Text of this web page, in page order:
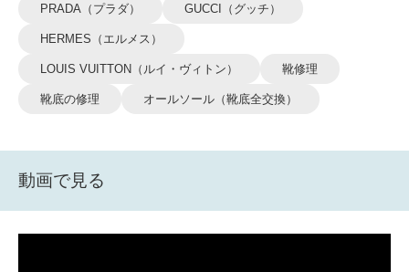
PRADA（プラダ） GUCCI（グッチ）
HERMES（エルメス）
LOUIS VUITTON（ルイ・ヴィトン） 靴修理
靴底の修理 オールソール（靴底全交換）
動画で見る